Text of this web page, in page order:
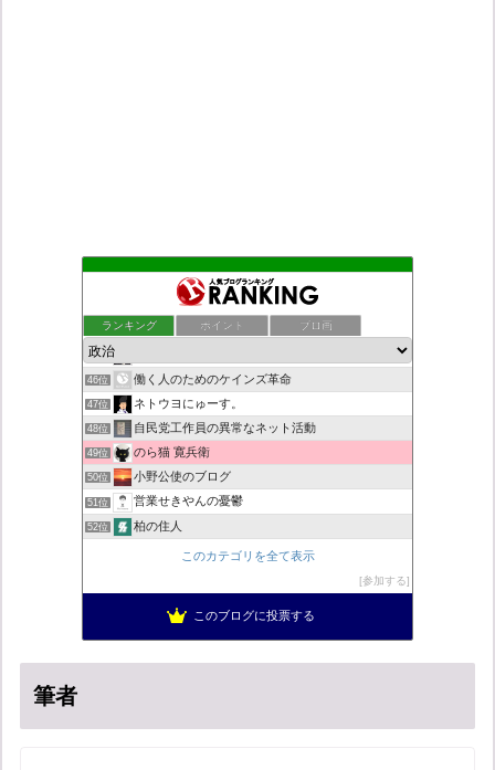
ランキング ポイント ブロ画
デモや街宣のお供に！プラカード無料素材
ついっちゃが速報
44位 老子の道（万物の源）と徳
45位
46位 働く人のためのケインズ革命
47位 ネトウヨにゅーす。
48位 自民党工作員の異常なネット活動
49位 のら猫 寛兵衛
50位 小野公使のブログ
51位 営業せきやんの憂鬱
52位 柏の住人
菜穂は猫が好き
ねずさんの学ぼう日本
このカテゴリを全て表示
参加する
このブログに投票する
筆者